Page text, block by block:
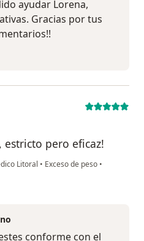
ayudar Lorena,
Gracias por tus
pero eficaz!
Litoral • Exceso de peso •
conforme con el